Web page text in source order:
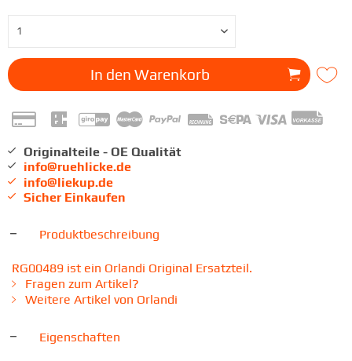
In den Warenkorb
Originalteile - OE Qualität
info@ruehlicke.de
info@liekup.de
Sicher Einkaufen
Produktbeschreibung
RG00489 ist ein Orlandi Original Ersatzteil.
Fragen zum Artikel?
Weitere Artikel von Orlandi
Eigenschaften